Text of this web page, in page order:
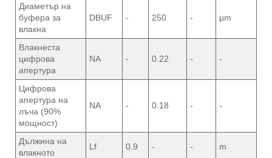
Диаметър на
буфера за
влакна
DBUF - 250 - µm
Влакнеста
цифрова
апертура
NA - 0.22 - -
Цифрова
апертура на
лъча (90%
мощност)
NA - 0.18 - -
Дължина на
влакното
Lf 0.9 - - m